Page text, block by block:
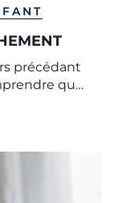
précédant
que